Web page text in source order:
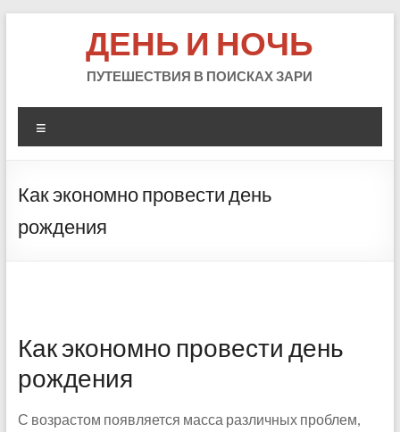
ДЕНЬ И НОЧЬ
ПУТЕШЕСТВИЯ В ПОИСКАХ ЗАРИ
Как экономно провести день
рождения
Как экономно провести день
рождения
С возрастом появляется масса различных проблем,